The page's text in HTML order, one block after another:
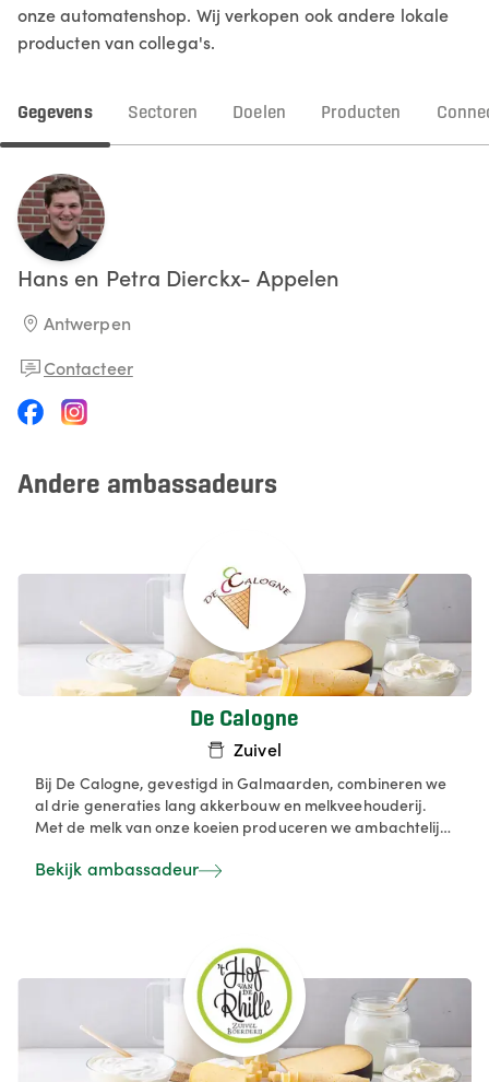
onze automatenshop. Wij verkopen ook andere lokale
producten van collega's.
Gegevens Sectoren Doelen Producten
Hans en Petra Dierckx- Appelen
Antwerpen
Contacteer
Andere ambassadeurs
De Calogne
Zuivel
Bij De Calogne, gevestigd in Galmaarden, combineren we
al drie generaties lang akkerbouw en melkveehouderij.
Met de melk van onze koeien produceren we ambachtelijk
hoevewinkel en ijssalon. Onze producten omvatten schepijs
Bekijk ambassadeur